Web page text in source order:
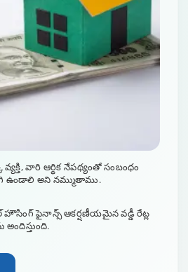
వారి ఆర్థిక నేపథ్యంతో సంబంధం
ఉండాలి అని నమ్ముతాము.
ఫైనాన్స్ ఆకర్షణీయమైన వడ్డీ రేట్ల